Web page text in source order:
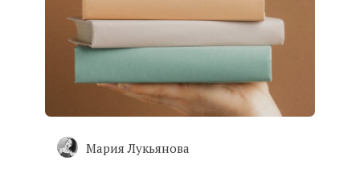
Мария Лукьянова